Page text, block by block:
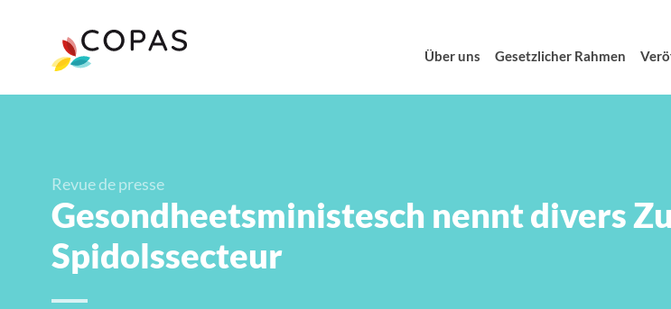
Über uns Gesetzlicher Rahmen
Revue de presse
Gesondheetsministesch nennt divers
Spidolssecteur